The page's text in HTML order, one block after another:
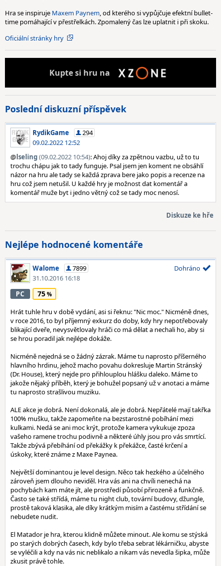
Hra se inspiruje Maxem Paynem, od kterého si vypůjčuje efektní bullet-
time pomáhající v přestřelkách. Zpomalený čas lze uplatnit i při skoku.
Oficiální stránky hry
Kuptesi hru na
Poslední diskuzní příspěvek
RydikGame
294
09.02.2022 12:52
@lseling(09.02.2022 10:54): Ahoj díky za zpětnou vazbu, už to tu
trochu chápu jak to tady funguje. Psal jsem jen koment ne obsáhlí
názor na hru ale tady se každá zprava bere jako popis a recenze na
hru což jsem netušil. U každé hry je možnost dat komentář a
komentář muže byt i jedno větný což se tady moc nenosí.
Diskuze ke hře
Nejlépe hodnocené komentáře
Walome
7899
31.10.2016 16:18
Dohráno
PC 75
Hrát tuhle hru v době vydání, asi si řeknu: "Nic moc." Nicméně dnes,
v roce 2016, to byl příjemný exkurz do doby, kdy hry nepotřebovaly
blikající dveře, nevysvětlovaly hráči co má dělat a nechali ho, aby si
se hrou poradil jak nejlépe dokáže.
Nicméně nejedná se o žádný zázrak. Máme tu naprosto příšerného
hlavního hrdinu, jehož macho povahu dokresluje Martin Stránský
(Dr. House), který nejde pro přihlouplou hlášku daleko. Máme to
jakože nějaký příběh, který je bohužel popsaný už v anotaci a máme
tu naprosto strašlivou muziku.
ALE akce je dobrá. Není dokonalá, ale je dobrá. Nepřátelé mají takřka
100% mušku, takže zapomeňte na bezstarostné pobíhání mezi
kulkami. Nedá se ani moc krýt, protože kamera vykukuje zpoza
vašeho ramene trochu podivně a některé úhly jsou pro vás smrtící.
Takže zbývá přebíhání od překážky k překážce, časté krčení a
úskoky, které známe z Maxe Paynea.
Největší dominantou je level design. Něco tak hezkého a účelného
zároveň jsem dlouho neviděl. Hra vás ani na chvíli nenechá na
pochybách kam máte jít, ale prostředí působí přirozeně a funkčně.
Často se také střídá, máme tu night club, tovární budovy, džungle,
prostě taková klasika, ale díky krátkým misím a častému střídání se
nebudete nudit.
El Matador je hra, kterou klidně můžete minout. Ale komu se stýská
po starých dobrých časech, kdy bylo třeba sebrat lékárničku, abyste
se vyléčili a kdy na vás nic neblikalo a nikam vás nevedla šipka, může
zkusit právě tohle.